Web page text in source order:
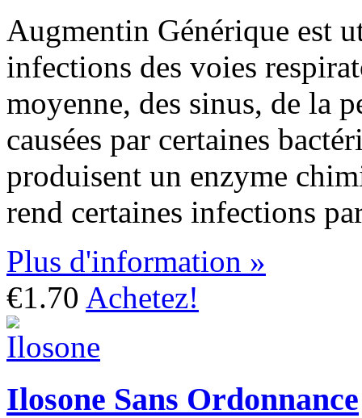
Augmentin Générique est
infections des voies
moyenne, des sinus, de la
causées par certaines
produisent un enzyme
rend certaines infections
Plus d'information »
€1.70 Achetez!
Ilosone Sans Ordonnance